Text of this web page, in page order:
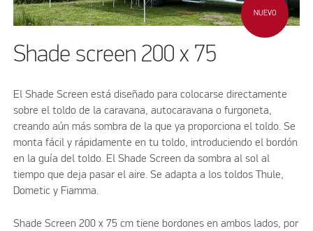
NUEVO
Shade screen 200 x 75
El Shade Screen está diseñado para colocarse directamente
sobre el toldo de la caravana, autocaravana o furgoneta,
creando aún más sombra de la que ya proporciona el toldo. Se
monta fácil y rápidamente en tu toldo, introduciendo el bordón
en la guía del toldo. El Shade Screen da sombra al sol al
tiempo que deja pasar el aire. Se adapta a los toldos Thule,
Dometic y Fiamma.
Shade Screen 200 x 75 cm tiene bordones en ambos lados, por